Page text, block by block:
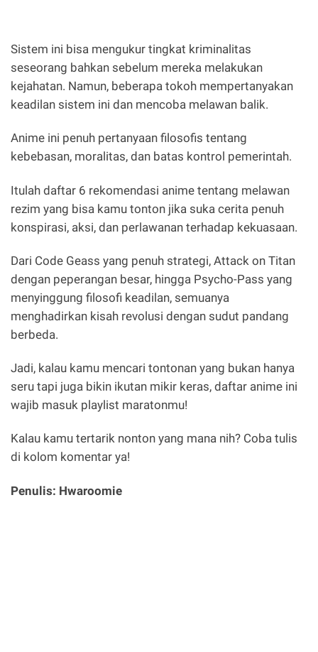
Sistem ini bisa mengukur tingkat kriminalitas
seseorang bahkan sebelum mereka melakukan
kejahatan. Namun, beberapa tokoh mempertanyakan
keadilan sistem ini dan mencoba melawan balik.
Anime ini penuh pertanyaan filosofis tentang
kebebasan, moralitas, dan batas kontrol pemerintah.
Itulah daftar 6 rekomendasi anime tentang melawan
rezim yang bisa kamu tonton jika suka cerita penuh
konspirasi, aksi, dan perlawanan terhadap kekuasaan.
Dari Code Geass yang penuh strategi, Attack on Titan
dengan peperangan besar, hingga Psycho-Pass yang
menyinggung filosofi keadilan, semuanya
menghadirkan kisah revolusi dengan sudut pandang
berbeda.
Jadi, kalau kamu mencari tontonan yang bukan hanya
seru tapi juga bikin ikutan mikir keras, daftar anime ini
wajib masuk playlist maratonmu!
Kalau kamu tertarik nonton yang mana nih? Coba tulis
di kolom komentar ya!
Penulis: Hwaroomie